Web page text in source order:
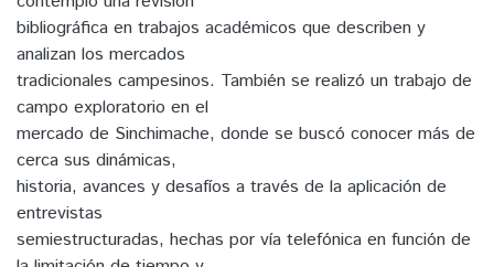
bibliográfica en trabajos académicos que describen y
analizan los mercados
tradicionales campesinos. También se realizó un trabajo de
campo exploratorio en el
mercado de Sinchimache, donde se buscó conocer más de
cerca sus dinámicas,
historia, avances y desafíos a través de la aplicación de
entrevistas
semiestructuradas, hechas por vía telefónica en función de